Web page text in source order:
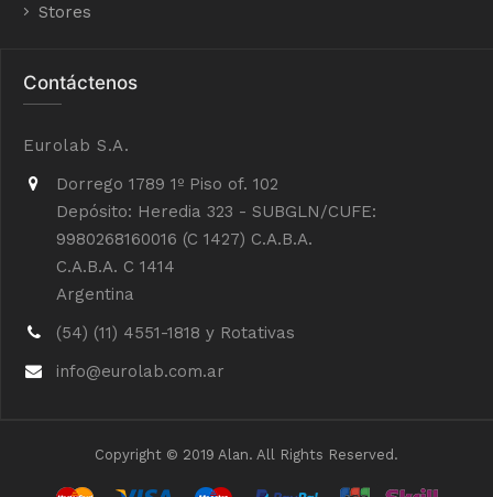
Stores
Contáctenos
Eurolab S.A.
Dorrego 1789 1º Piso of. 102
Depósito: Heredia 323 - SUBGLN/CUFE:
9980268160016 (C 1427) C.A.B.A.
C.A.B.A. C 1414
Argentina
(54) (11) 4551-1818 y Rotativas
info@eurolab.com.ar
Copyright © 2019 Alan. All Rights Reserved.